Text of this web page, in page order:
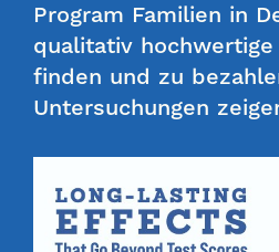
Program Familien in
qualitativ hochwertige
finden und zu
Untersuchungen